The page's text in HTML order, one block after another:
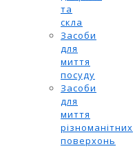
та
скла
Засоби
для
миття
посуду
Засоби
для
миття
різноманітних
поверхонь